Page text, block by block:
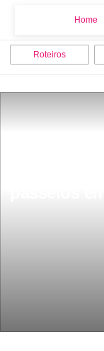
Home
Roteiros